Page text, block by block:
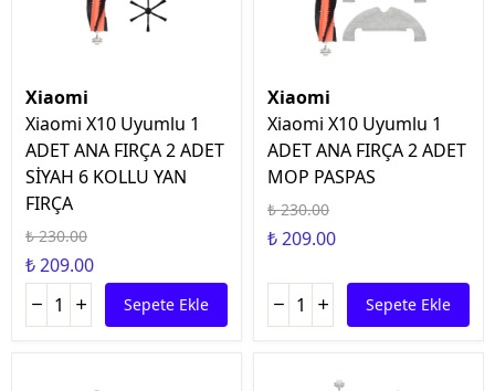
Xiaomi
Xiaomi X10 Uyumlu 1
ADET ANA FIRÇA 2 ADET
SİYAH 6 KOLLU YAN
FIRÇA
₺ 230.00
₺ 209.00
Sepete Ekle
Xiaomi
Xiaomi X10 Uyumlu 1
ADET ANA FIRÇA 2 ADET
MOP PASPAS
₺ 230.00
₺ 209.00
Sepete Ekle